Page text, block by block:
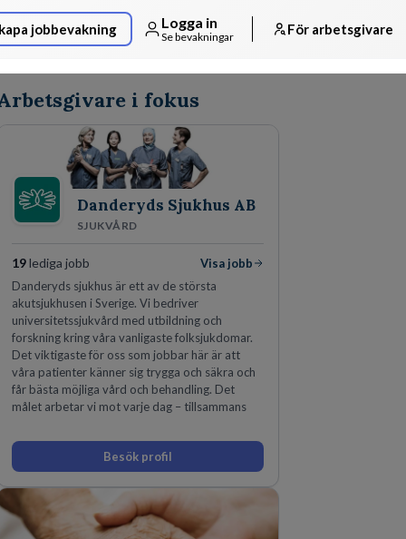
jobbevakning Logga in
Se bevakningar För arbetsgivare
i fokus
Danderyds Sjukhus AB
SJUKVÅRD
19lediga jobb
Visa jobb
Danderyds sjukhus är ett av de största
akutsjukhusen i Sverige. Vi bedriver
universitetssjukvård med utbildning och
forskning kring våra vanligaste folksjukdomar.
Det viktigaste för oss som jobbar här är att
våra patienter känner sig trygga och säkra och
får bästa möjliga vård och behandling. Det
målet arbetar vi mot varje dag – tillsammans
Besök profil